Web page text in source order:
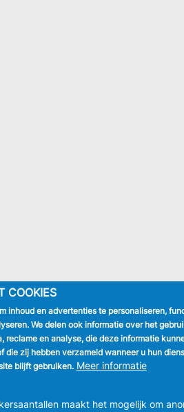
COOKIES
inhoud en advertenties te personaliseren,
We delen ook informatie over het
reclame en analyse, die deze informatie
die zij hebben verzameld wanneer u hun
blijft gebruiken. Meer informatie
maakt het mogelijk om